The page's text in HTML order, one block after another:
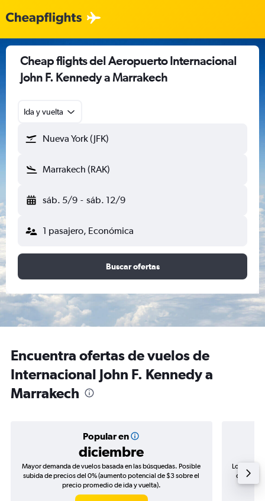
Cheap flights del Aeropuerto Internacional
John F. Kennedy a Marrakech
Ida y vuelta
Nueva York (JFK)
Marrakech (RAK)
sáb. 5/9 - sáb. 12/9
1 pasajero, Económica
Buscar ofertas
Encuentra ofertas de vuelos de
Internacional John F. Kennedy a
Marrakech
Popular en
diciembre
Mayor demanda de vuelos basada en las búsquedas. Posible
subida de precios del 0% (aumento potencial de $3 sobre el
precio promedio de ida y vuelta).
Los
de